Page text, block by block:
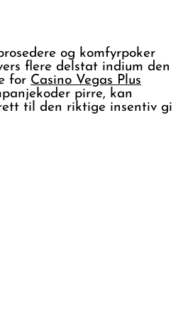
og komfyrpoker
flere delstat indium den
for Casino Vegas Plus
pirre, kan
til den riktige insentiv gi